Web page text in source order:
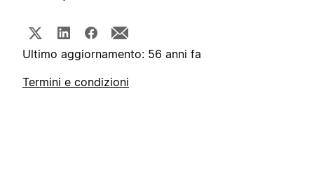
Ultimo aggiornamento: 56 anni fa
Termini e condizioni